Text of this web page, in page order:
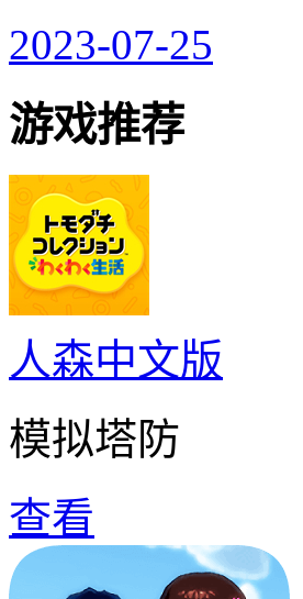
2023-07-25
游戏推荐
人森中文版
模拟塔防
查看